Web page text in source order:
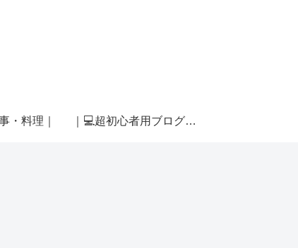
・料理｜ ｜💻超初心者用ブログ運営｜